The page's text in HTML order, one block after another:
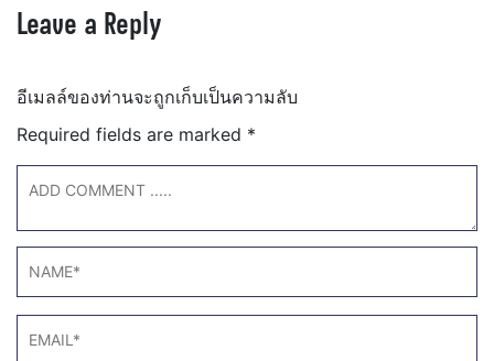
Leave a Reply
อีเมลล์ของท่านจะถูกเก็บเป็นความลับ
Required fields are marked *